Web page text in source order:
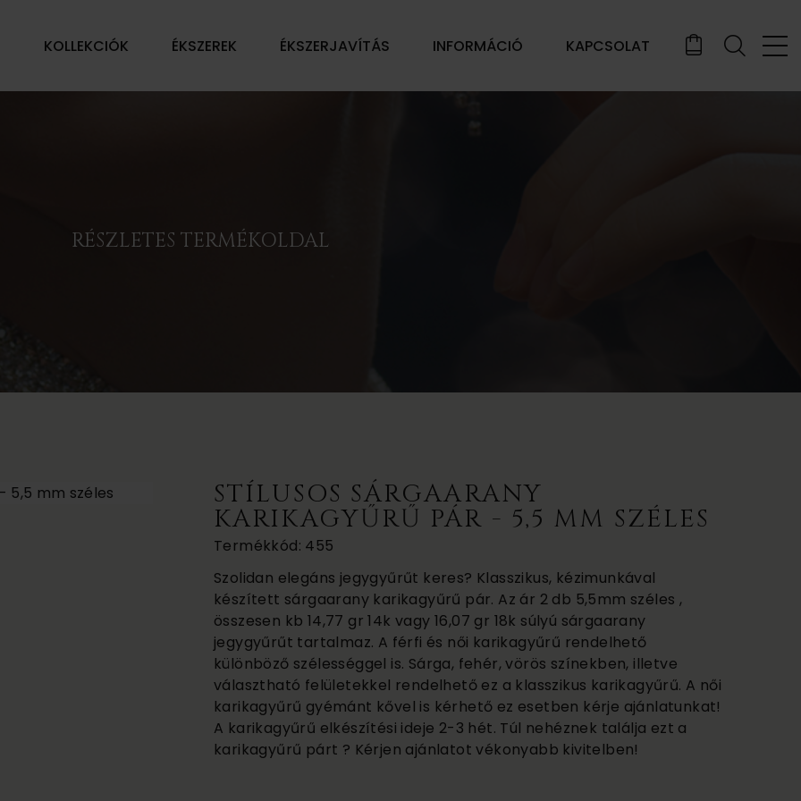
KOLLEKCIÓK ÉKSZEREK ÉKSZERJAVÍTÁS INFORMÁCIÓ KAPCSOLAT
RÉSZLETES TERMÉKOLDAL
STÍLUSOS SÁRGAARANY
KARIKAGYŰRŰ PÁR - 5,5 MM SZÉLES
Termékkód: 455
Szolidan elegáns jegygyűrűt keres? Klasszikus, kézimunkával
készített sárgaarany karikagyűrű pár. Az ár 2 db 5,5mm széles ,
összesen kb 14,77 gr 14k vagy 16,07 gr 18k súlyú sárgaarany
jegygyűrűt tartalmaz. A férfi és női karikagyűrű rendelhető
különböző szélességgel is. Sárga, fehér, vörös színekben, illetve
választható felületekkel rendelhető ez a klasszikus karikagyűrű. A női
karikagyűrű gyémánt kővel is kérhető ez esetben kérje ajánlatunkat!
A karikagyűrű elkészítési ideje 2-3 hét. Túl nehéznek találja ezt a
karikagyűrű párt ? Kérjen ajánlatot vékonyabb kivitelben!